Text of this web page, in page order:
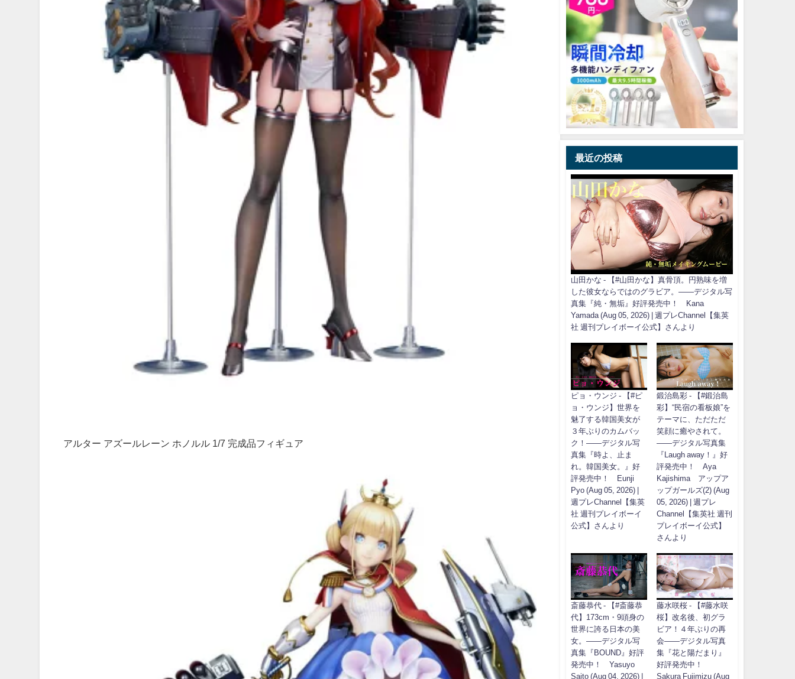
アルター アズールレーン ホノルル 1/7 完成品フィギュア
最近の投稿
山田かな - 【#山田かな】真骨頂。円熟味を増
した彼女ならではのグラビア。――デジタル写
真集『純・無垢』好評発売中！ Kana
Yamada (Aug 05, 2026) | 週プレChannel【集英
社 週刊プレイボーイ公式】さんより
ピョ・ウンジ - 【#ピ
ョ・ウンジ】世界を
魅了する韓国美女が
３年ぶりのカムバッ
ク！――デジタル写
真集『時よ、止ま
れ。韓国美女。』好
評発売中！ Eunji
Pyo (Aug 05, 2026) |
週プレChannel【集英
社 週刊プレイボーイ
公式】さんより
鍛治島彩 - 【#鍛治島
彩】“民宿の看板娘”を
テーマに、ただただ
笑顔に癒やされて。
――デジタル写真集
『Laugh away！』好
評発売中！ Aya
Kajishima アップア
ップガールズ(2) (Aug
05, 2026) | 週プレ
Channel【集英社 週刊
プレイボーイ公式】
さんより
斎藤恭代 - 【#斎藤恭
代】173cm・9頭身の
世界に誇る日本の美
女。――デジタル写
真集『BOUND』好評
発売中！ Yasuyo
Saito (Aug 04, 2026) |
藤水咲桜 - 【#藤水咲
桜】改名後、初グラ
ビア！４年ぶりの再
会――デジタル写真
集『花と陽だまり』
好評発売中！
Sakura Fujimizu (Aug